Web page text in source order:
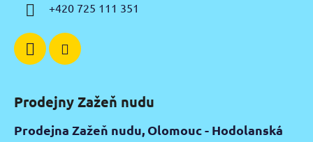
+420 725 111 351
Prodejny Zažeň nudu
Prodejna Zažeň nudu, Olomouc - Hodolanská